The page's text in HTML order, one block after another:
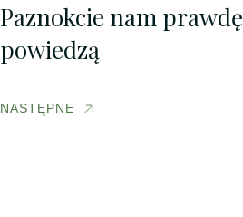
Paznokcie nam prawdę
powiedzą
NASTĘPNE